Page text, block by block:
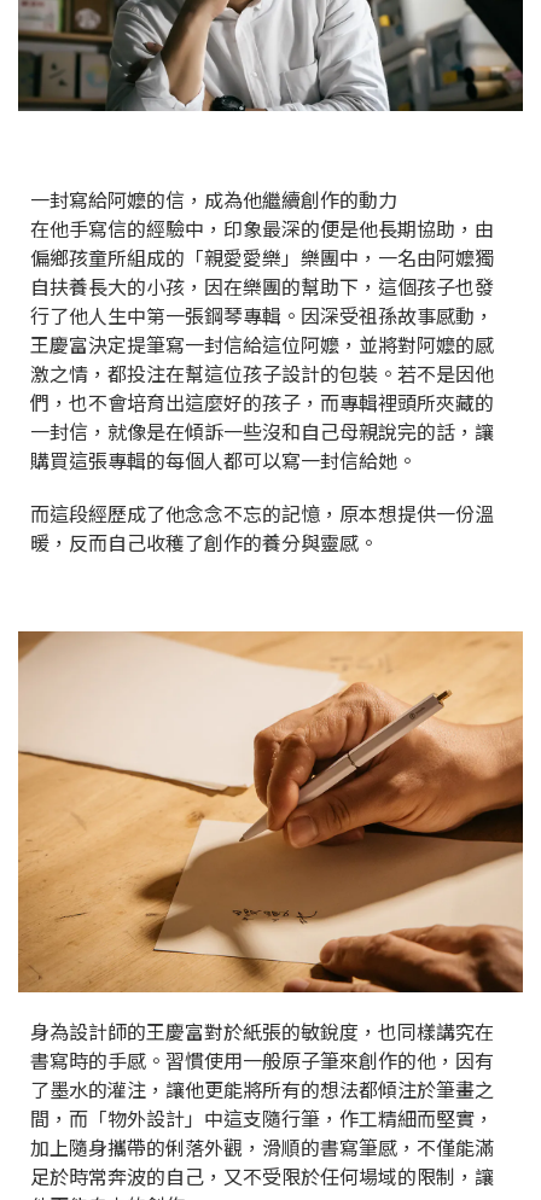
一封寫給阿嬤的信，成為他繼續創作的動力
在他手寫信的經驗中，印象最深的便是他長期協助，由
偏鄉孩童所組成的「親愛愛樂」樂團中，一名由阿嬤獨
自扶養長大的小孩，因在樂團的幫助下，這個孩子也發
行了他人生中第一張鋼琴專輯。因深受祖孫故事感動，
王慶富決定提筆寫一封信給這位阿嬤，並將對阿嬤的感
激之情，都投注在幫這位孩子設計的包裝。若不是因他
們，也不會培育出這麼好的孩子，而專輯裡頭所夾藏的
一封信，就像是在傾訴一些沒和自己母親說完的話，讓
購買這張專輯的每個人都可以寫一封信給她。
而這段經歷成了他念念不忘的記憶，原本想提供一份溫
暖，反而自己收穫了創作的養分與靈感。
身為設計師的王慶富對於紙張的敏銳度，也同樣講究在
書寫時的手感。習慣使用一般原子筆來創作的他，因有
了墨水的灌注，讓他更能將所有的想法都傾注於筆畫之
間，而「物外設計」中這支隨行筆，作工精細而堅實，
加上隨身攜帶的俐落外觀，滑順的書寫筆感，不僅能滿
足於時常奔波的自己，又不受限於任何場域的限制，讓